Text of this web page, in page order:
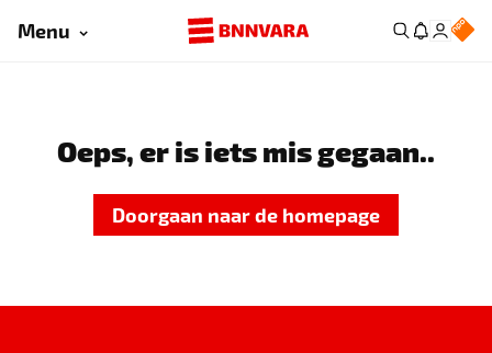
Menu
Oeps, er is iets mis gegaan..
Doorgaan naar de homepage